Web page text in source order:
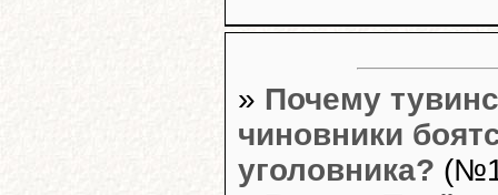
» Почему
чиновники
уголовника?